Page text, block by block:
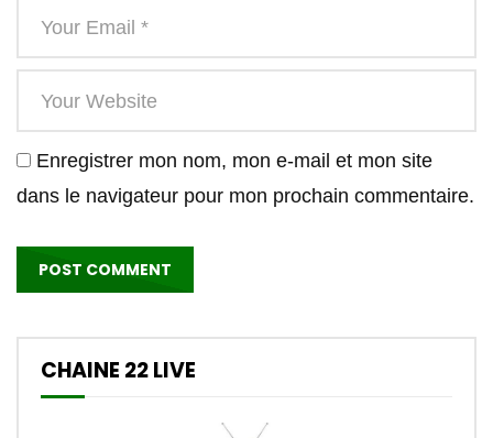
Enregistrer mon nom, mon e-mail et mon site
dans le navigateur pour mon prochain commentaire.
CHAINE 22 LIVE